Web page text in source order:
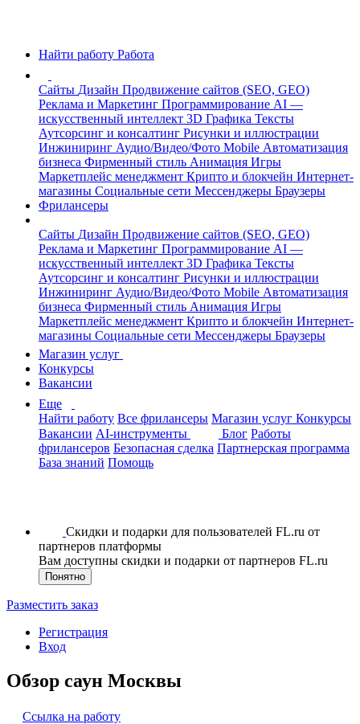
Найти работу Работа
Сайты Дизайн Продвижение сайтов (SEO, GEO)
Реклама и Маркетинг Программирование AI —
искусственный интеллект 3D Графика Тексты
Аутсорсинг и консалтинг Рисунки и иллюстрации
Инжиниринг Аудио/Видео/Фото Mobile Автоматизация
бизнеса Фирменный стиль Анимация Игры
Маркетплейс менеджмент Крипто и блокчейн Интернет-
магазины Социальные сети Мессенджеры Браузеры
Фрилансеры
Сайты Дизайн Продвижение сайтов (SEO, GEO)
Реклама и Маркетинг Программирование AI —
искусственный интеллект 3D Графика Тексты
Аутсорсинг и консалтинг Рисунки и иллюстрации
Инжиниринг Аудио/Видео/Фото Mobile Автоматизация
бизнеса Фирменный стиль Анимация Игры
Маркетплейс менеджмент Крипто и блокчейн Интернет-
магазины Социальные сети Мессенджеры Браузеры
Магазин услуг
Конкурсы
Вакансии
Еще
Найти работу Все фрилансеры Магазин услуг Конкурсы
Вакансии AI-инструменты Блог Работы
фрилансеров Безопасная сделка Партнерская программа
База знаний Помощь
Скидки и подарки для пользователей FL.ru от
партнеров платформы
Вам доступны скидки и подарки от партнеров FL.ru
Понятно
Разместить заказ
Регистрация
Вход
Обзор саун Москвы
Ссылка на работу